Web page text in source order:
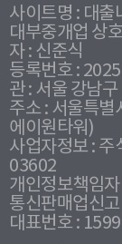
사이트명 : 대출
대부중개업 상
자 : 신준식
등록번호 :
관 : 서울 강남
주소 : 서울특별
에이원타워)
사업자정보 :
03602
개인정보책임
통신판매업신
대표번호 :